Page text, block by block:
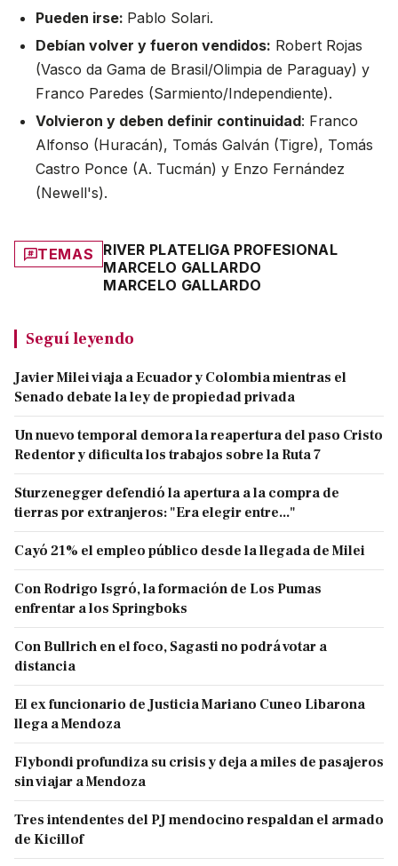
Pueden irse: Pablo Solari.
Debían volver y fueron vendidos: Robert Rojas
(Vasco da Gama de Brasil/Olimpia de Paraguay) y
Franco Paredes (Sarmiento/Independiente).
Volvieron y deben definir continuidad: Franco
Alfonso (Huracán), Tomás Galván (Tigre), Tomás
Castro Ponce (A. Tucmán) y Enzo Fernández
(Newell's).
TEMAS RIVER PLATELIGA PROFESIONAL
MARCELO GALLARDO
MARCELO GALLARDO
Seguí leyendo
Javier Milei viaja a Ecuador y Colombia mientras el
Senado debate la ley de propiedad privada
Un nuevo temporal demora la reapertura del paso Cristo
Redentor y dificulta los trabajos sobre la Ruta 7
Sturzenegger defendió la apertura a la compra de
tierras por extranjeros: "Era elegir entre..."
Cayó 21% el empleo público desde la llegada de Milei
Con Rodrigo Isgró, la formación de Los Pumas
enfrentar a los Springboks
Con Bullrich en el foco, Sagasti no podrá votar a
distancia
El ex funcionario de Justicia Mariano Cuneo Libarona
llega a Mendoza
Flybondi profundiza su crisis y deja a miles de pasajeros
sin viajar a Mendoza
Tres intendentes del PJ mendocino respaldan el armado
de Kicillof